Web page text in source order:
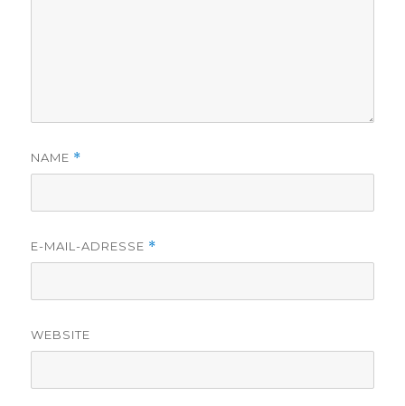
NAME *
E-MAIL-ADRESSE *
WEBSITE